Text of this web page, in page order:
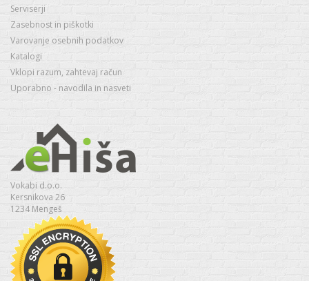
Serviserji
Zasebnost in piškotki
Varovanje osebnih podatkov
Katalogi
Vklopi razum, zahtevaj račun
Uporabno - navodila in nasveti
Vokabi d.o.o.
Kersnikova 26
1234 Mengeš